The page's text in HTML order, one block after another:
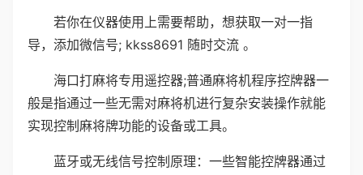
若你在仪器使用上需要帮助，想获取一对一指
导，添加微信号; kkss8691 随时交流 。
海口打麻将专用遥控器;普通麻将机程序控牌器一
般是指通过一些无需对麻将机进行复杂安装操作就能
实现控制麻将牌功能的设备或工具。
蓝牙或无线信号控制原理：一些智能控牌器通过